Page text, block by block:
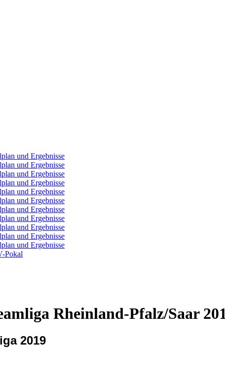
und Ergebnisse
und Ergebnisse
und Ergebnisse
und Ergebnisse
und Ergebnisse
und Ergebnisse
und Ergebnisse
und Ergebnisse
und Ergebnisse
und Ergebnisse
und Ergebnisse
Pokal
Rheinland-Pfalz/Saar
2019